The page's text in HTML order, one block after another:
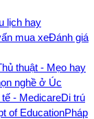
lịch hay
mua xeĐánh giá
thuật - Mẹo hay
nghề ở Úc
tế - MedicareDi trú
of EducationPháp